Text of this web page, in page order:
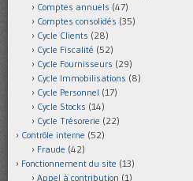
Comptes annuels (47)
Comptes consolidés (35)
Cycle Clients (28)
Cycle Fiscalité (52)
Cycle Fournisseurs (29)
Cycle Immobilisations (8)
Cycle Personnel (17)
Cycle Stocks (14)
Cycle Trésorerie (22)
Contrôle interne (52)
Fraude (42)
Fonctionnement du site (13)
Appel à contribution (1)